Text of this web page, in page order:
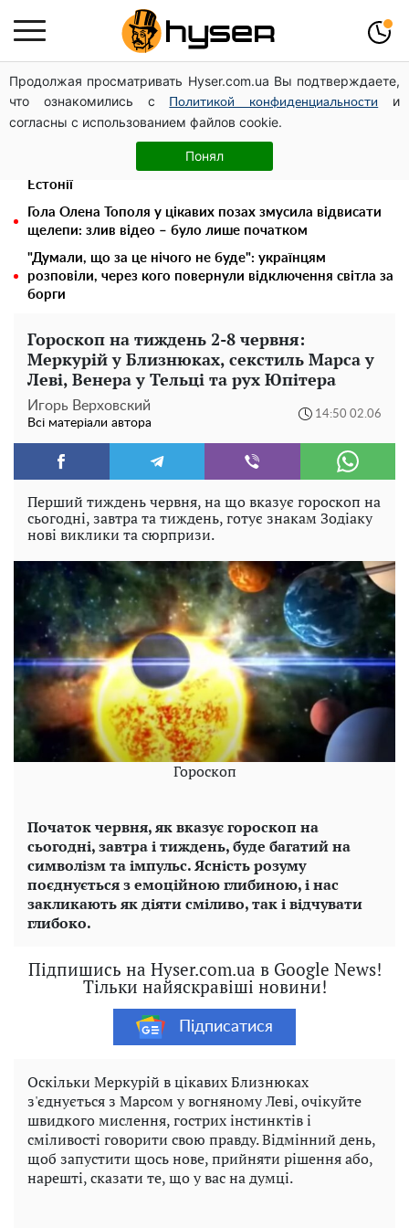
Продолжая просматривать Hyser.com.ua Вы подтверждаете,
что ознакомились с
Политикой конфиденциальности
и
согласны с использованием файлов cookie.
Понял
Стрілянина на заправці заради розваги: син одіозного
ексрегіонала випорхнув з СІЗО за смішні гроші вже
наступного дня
Дрони із націнкою: Олександр Конотопський вивів
мільйони оборонного бюджету через фіктивну фірму в
Естонії
Гола Олена Тополя у цікавих позах змусила відвисати
щелепи: злив відео – було лише початком
"Думали, що за це нічого не буде": українцям
розповіли, через кого повернули відключення світла за
борги
Гороскоп на тиждень 2-8 червня:
Меркурій у Близнюках, секстиль Марса у
Леві, Венера у Тельці та рух Юпітера
Игорь Верховский
Всі матеріали автора
14:50 02.06
Перший тиждень червня, на що вказує гороскоп на
сьогодні, завтра та тиждень, готує знакам Зодіаку
нові виклики та сюрпризи.
Гороскоп
Початок червня, як вказує гороскоп на
сьогодні, завтра і тиждень, буде багатий на
символізм та імпульс. Ясність розуму
поєднується з емоційною глибиною, і нас
закликають як діяти сміливо, так і відчувати
глибоко.
Підпишись на Hyser.com.ua в Google News!
Тільки найяскравіші новини!
Підписатися
Оскільки Меркурій в цікавих Близнюках
з'єднується з Марсом у вогняному Леві, очікуйте
швидкого мислення, гострих інстинктів і
сміливості говорити свою правду. Відмінний день,
щоб запустити щось нове, прийняти рішення або,
нарешті, сказати те, що у вас на думці.